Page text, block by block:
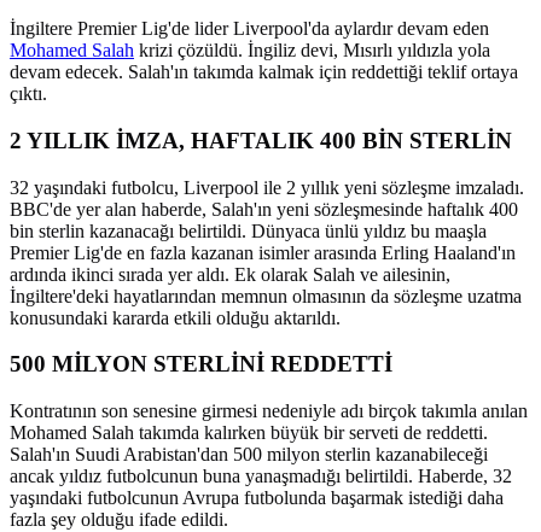
İngiltere Premier Lig'de lider Liverpool'da aylardır devam eden
Mohamed Salah krizi çözüldü. İngiliz devi, Mısırlı yıldızla yola
devam edecek. Salah'ın takımda kalmak için reddettiği teklif ortaya
çıktı.
2 YILLIK İMZA, HAFTALIK 400 BİN STERLİN
32 yaşındaki futbolcu, Liverpool ile 2 yıllık yeni sözleşme imzaladı.
BBC'de yer alan haberde, Salah'ın yeni sözleşmesinde haftalık 400
bin sterlin kazanacağı belirtildi. Dünyaca ünlü yıldız bu maaşla
Premier Lig'de en fazla kazanan isimler arasında Erling Haaland'ın
ardında ikinci sırada yer aldı. Ek olarak Salah ve ailesinin,
İngiltere'deki hayatlarından memnun olmasının da sözleşme uzatma
konusundaki kararda etkili olduğu aktarıldı.
500 MİLYON STERLİNİ REDDETTİ
Kontratının son senesine girmesi nedeniyle adı birçok takımla anılan
Mohamed Salah takımda kalırken büyük bir serveti de reddetti.
Salah'ın Suudi Arabistan'dan 500 milyon sterlin kazanabileceği
ancak yıldız futbolcunun buna yanaşmadığı belirtildi. Haberde, 32
yaşındaki futbolcunun Avrupa futbolunda başarmak istediği daha
fazla şey olduğu ifade edildi.